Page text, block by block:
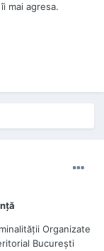
mai agresa.
Organizate
Bucureşti